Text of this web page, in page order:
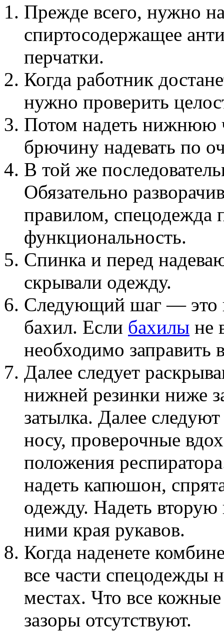
Прежде всего, нужно
спиртосодержащее
перчатки.
Когда работник
нужно проверить
Потом надеть нижнюю
брючину надевать по
В той же
Обязательно
правилом, спецодежда
функциональность.
Спинка и перед
скрывали одежду.
Следующий шаг — это
бахил. Если бахилы не
необходимо заправить
Далее следует
нижней резинки ниже
затылка. Далее
носу, проверочные
положения
надеть капюшон,
одежду. Надеть вторую
ними края рукавов.
Когда наденете
все части спецодежды
местах. Что все
зазоры отсутствуют.